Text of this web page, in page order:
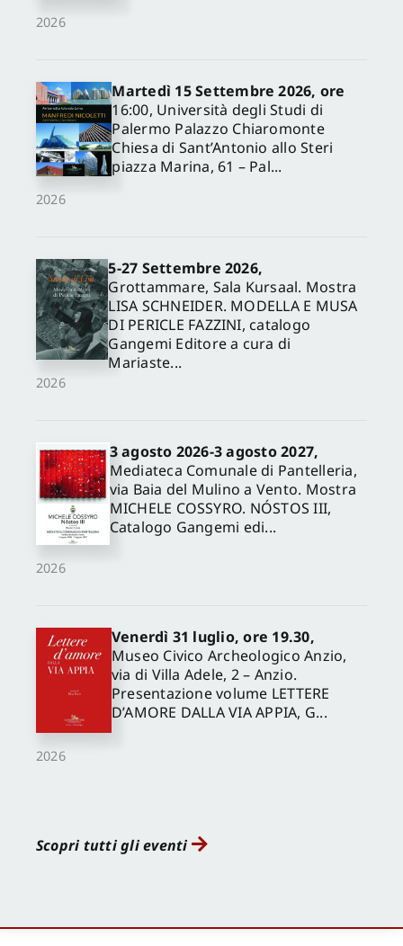
2026
2026
Martedì 15 Settembre 2026, ore
16:00, Università degli Studi di
Palermo Palazzo Chiaromonte
Chiesa di Sant’Antonio allo Steri
piazza Marina, 61 – Pal...
2026
5-27 Settembre 2026,
Grottammare, Sala Kursaal. Mostra
LISA SCHNEIDER. MODELLA E MUSA
DI PERICLE FAZZINI, catalogo
Gangemi Editore a cura di
Mariaste...
2026
3 agosto 2026-3 agosto 2027,
Mediateca Comunale di Pantelleria,
via Baia del Mulino a Vento. Mostra
MICHELE COSSYRO. NÓSTOS III,
Catalogo Gangemi edi...
2026
Venerdì 31 luglio, ore 19.30,
Museo Civico Archeologico Anzio,
via di Villa Adele, 2 – Anzio.
Presentazione volume LETTERE
D’AMORE DALLA VIA APPIA, G...
Scopri tutti gli eventi